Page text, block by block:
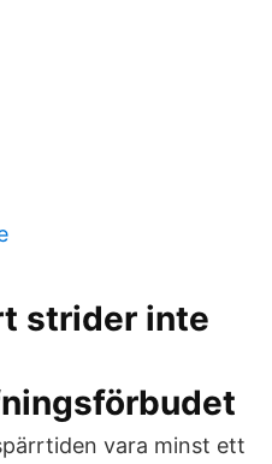
strider inte
vara minst ett